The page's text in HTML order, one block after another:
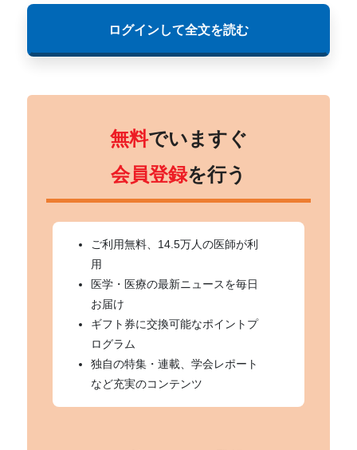
ログインして全文を読む
無料でいますぐ
会員登録を行う
ご利用無料、14.5万人の医師が利
用
医学・医療の最新ニュースを毎日
お届け
ギフト券に交換可能なポイントプ
ログラム
独自の特集・連載、学会レポート
など充実のコンテンツ